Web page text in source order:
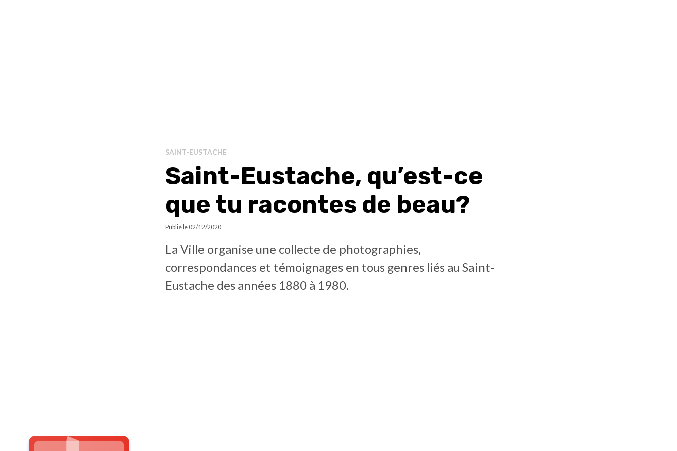
SAINT-EUSTACHE
Saint-Eustache, qu’est-ce
que tu racontes de beau?
Publié le 02/12/2020
La Ville organise une collecte de photographies,
correspondances et témoignages en tous genres liés au Saint-
Eustache des années 1880 à 1980.